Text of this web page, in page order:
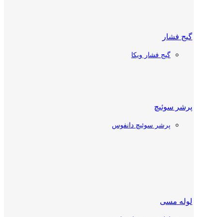
چک ولو
گیج فشار
گیج فشار ویکا
پرشر سوئیچ
پرشر سوئیچ دانفوس
لوله مسی